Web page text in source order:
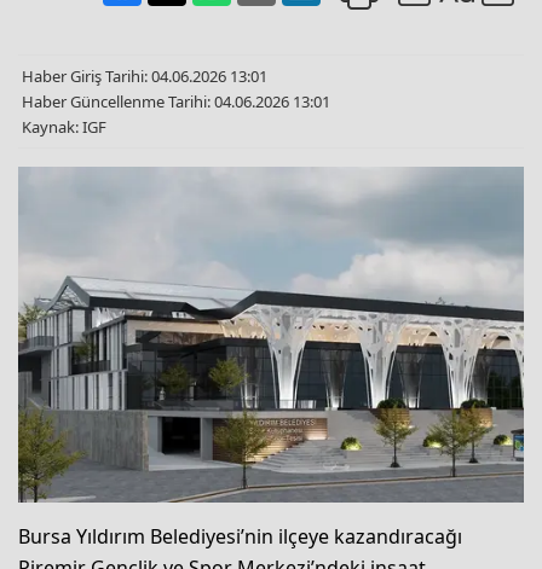
Haber Giriş Tarihi: 04.06.2026 13:01
Haber Güncellenme Tarihi: 04.06.2026 13:01
Kaynak: IGF
Bursa Yıldırım Belediyesi’nin ilçeye kazandıracağı